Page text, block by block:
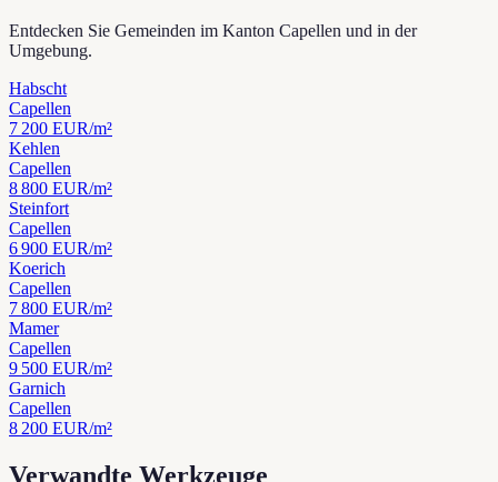
Entdecken Sie Gemeinden im Kanton Capellen und in der
Umgebung.
Habscht
Capellen
7 200 EUR/m²
Kehlen
Capellen
8 800 EUR/m²
Steinfort
Capellen
6 900 EUR/m²
Koerich
Capellen
7 800 EUR/m²
Mamer
Capellen
9 500 EUR/m²
Garnich
Capellen
8 200 EUR/m²
Verwandte Werkzeuge